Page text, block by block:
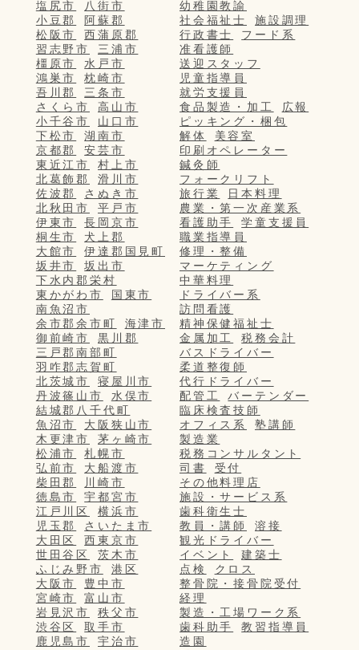
塩尻市
八街市
小豆郡
阿蘇郡
松阪市
西蒲原郡
習志野市
三浦市
橿原市
水戸市
鴻巣市
枕崎市
吾川郡
三条市
さくら市
高山市
小千谷市
山口市
下松市
湖南市
京都郡
安芸市
東近江市
村上市
北葛飾郡
滑川市
佐波郡
さぬき市
北秋田市
平戸市
伊東市
長岡京市
桐生市
犬上郡
大館市
伊達郡国見町
坂井市
坂出市
下水内郡栄村
東かがわ市
国東市
南魚沼市
余市郡余市町
海津市
御前崎市
黒川郡
三戸郡南部町
羽咋郡志賀町
北茨城市
寝屋川市
丹波篠山市
水俣市
結城郡八千代町
魚沼市
大阪狭山市
木更津市
茅ヶ崎市
松浦市
札幌市
弘前市
大船渡市
柴田郡
川崎市
徳島市
宇都宮市
江戸川区
横浜市
児玉郡
さいたま市
大田区
西東京市
世田谷区
茨木市
ふじみ野市
港区
大阪市
豊中市
宮崎市
富山市
岩見沢市
秩父市
渋谷区
取手市
鹿児島市
宇治市
幼稚園教諭
社会福祉士
施設調理
行政書士
フード系
准看護師
送迎スタッフ
児童指導員
就労支援員
食品製造・加工
広報
ピッキング・梱包
解体
美容室
印刷オペレーター
鍼灸師
フォークリフト
旅行業
日本料理
農業・第一次産業系
看護助手
学童支援員
職業指導員
修理・整備
マーケティング
中華料理
ドライバー系
訪問看護
精神保健福祉士
金属加工
税務会計
バスドライバー
柔道整復師
代行ドライバー
配管工
バーテンダー
臨床検査技師
オフィス系
塾講師
製造業
税務コンサルタント
司書
受付
その他料理店
施設・サービス系
歯科衛生士
教員・講師
溶接
観光ドライバー
イベント
建築士
点検
クロス
整骨院・接骨院受付
経理
製造・工場ワーク系
歯科助手
教習指導員
造園